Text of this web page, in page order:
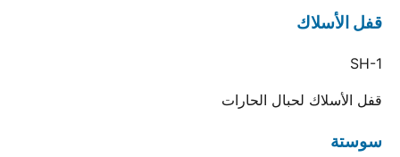
قفل الأسلاك
SH-1
قفل الأسلاك لحبال الحارات
سوستة